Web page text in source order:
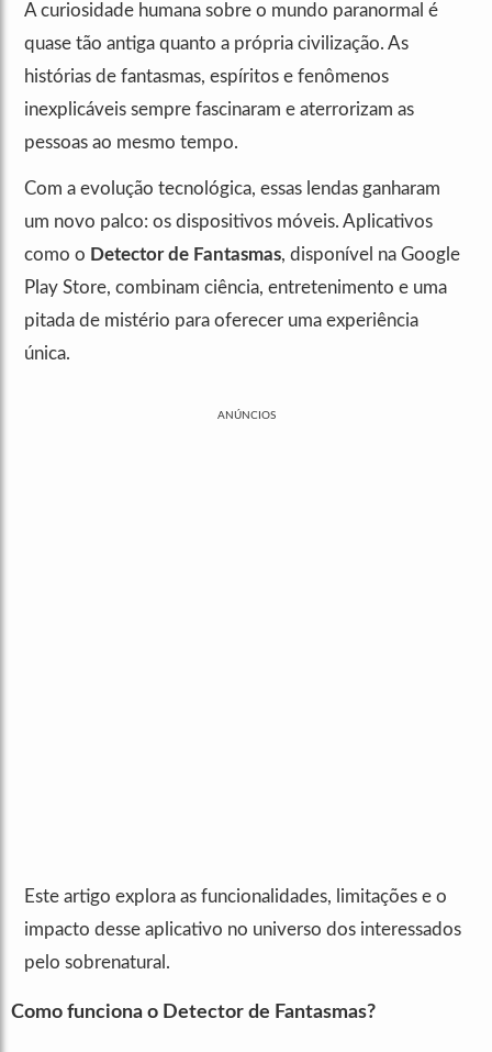
A curiosidade humana sobre o mundo paranormal é
quase tão antiga quanto a própria civilização. As
histórias de fantasmas, espíritos e fenômenos
inexplicáveis sempre fascinaram e aterrorizam as
pessoas ao mesmo tempo.
Com a evolução tecnológica, essas lendas ganharam
um novo palco: os dispositivos móveis. Aplicativos
como o Detector de Fantasmas, disponível na Google
Play Store, combinam ciência, entretenimento e uma
pitada de mistério para oferecer uma experiência
única.
ANÚNCIOS
Este artigo explora as funcionalidades, limitações e o
impacto desse aplicativo no universo dos interessados
pelo sobrenatural.
Como funciona o Detector de Fantasmas?